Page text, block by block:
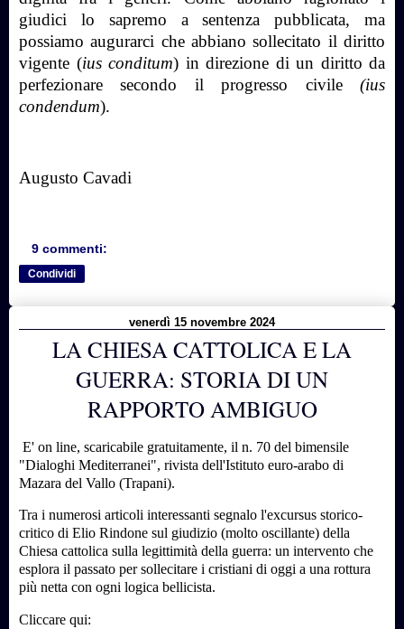
giudici lo sapremo a sentenza pubblicata, ma
possiamo augurarci che abbiano sollecitato il diritto
vigente (ius conditum) in direzione di un diritto da
perfezionare secondo il progresso civile (ius
condendum).
Augusto Cavadi
9 commenti:
Condividi
venerdì 15 novembre 2024
LA CHIESA CATTOLICA E LA
GUERRA: STORIA DI UN
RAPPORTO AMBIGUO
E' on line, scaricabile gratuitamente, il n. 70 del bimensile
"Dialoghi Mediterranei", rivista dell'Istituto euro-arabo di
Mazara del Vallo (Trapani).
Tra i numerosi articoli interessanti segnalo l'excursus storico-
critico di Elio Rindone sul giudizio (molto oscillante) della
Chiesa cattolica sulla legittimità della guerra: un intervento che
esplora il passato per sollecitare i cristiani di oggi a una rottura
più netta con ogni logica bellicista.
Cliccare qui: